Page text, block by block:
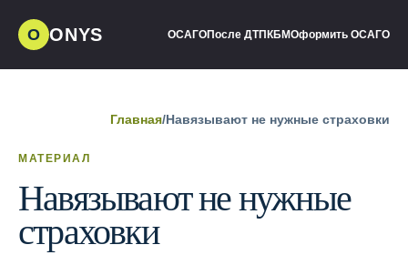
О ONYS ОСАГОПосле ДТП КБМОформить ОСАГО
Главная/ Навязывают не нужные страховки
МАТЕРИАЛ
Навязывают не нужные
страховки